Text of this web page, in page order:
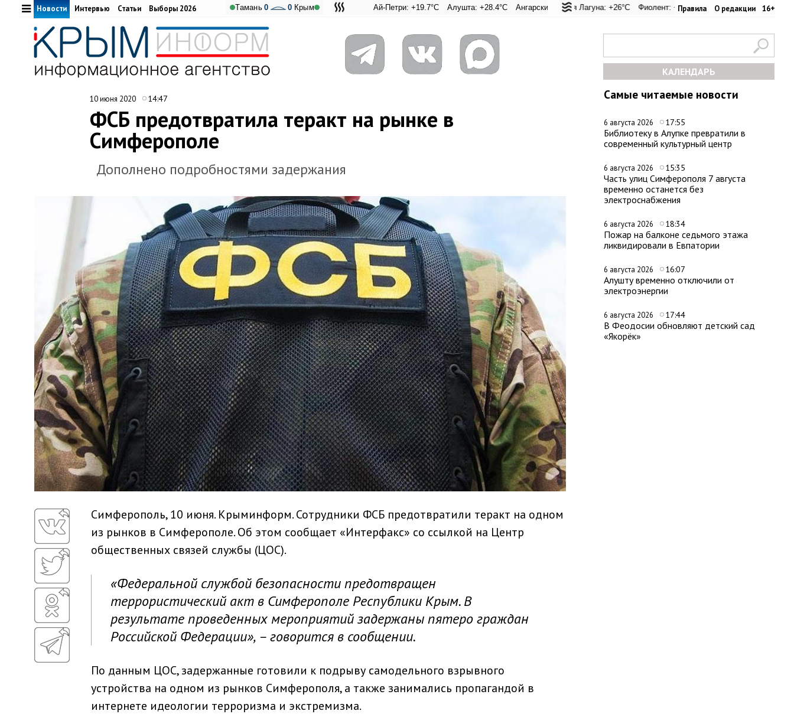
Правила О редакции 16+
Адмиральская Лагуна: +26°C Фиолент: +25.9°C Казачья бухта: +25.9°C
Ай-Петри: +19.7°C Алушта: +28.4°C Ангарский перевал: +21.1°C Евпатория: +24°C Керчь: +30.6°C Никитский сад:
Тамань 0 0 Крым
Новости Интервью Статьи Выборы 2026
КАЛЕНДАРЬ
Самые читаемые новости
6 августа 2026 17:55
Библиотеку в Алупке превратили в
современный культурный центр
6 августа 2026 15:35
Часть улиц Симферополя 7 августа
временно останется без
электроснабжения
6 августа 2026 18:34
Пожар на балконе седьмого этажа
ликвидировали в Евпатории
6 августа 2026 16:07
Алушту временно отключили от
электроэнергии
6 августа 2026 17:44
В Феодосии обновляют детский сад
«Якорёк»
10 июня 2020 14:47
ФСБ предотвратила теракт на рынке в
Симферополе
Дополнено подробностями задержания
Симферополь, 10 июня. Крыминформ. Сотрудники ФСБ предотвратили теракт на одном
из рынков в Симферополе. Об этом сообщает «Интерфакс» со ссылкой на Центр
общественных связей службы (ЦОС).
«Федеральной службой безопасности предотвращен
террористический акт в Симферополе Республики Крым. В
результате проведенных мероприятий задержаны пятеро граждан
Российской Федерации», – говорится в сообщении.
По данным ЦОС, задержанные готовили к подрыву самодельного взрывного
устройства на одном из рынков Симферополя, а также занимались пропагандой в
интернете идеологии терроризма и экстремизма.